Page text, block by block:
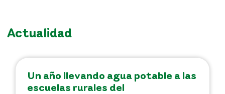
Actualidad
Un año llevando agua potable a las
escuelas rurales del